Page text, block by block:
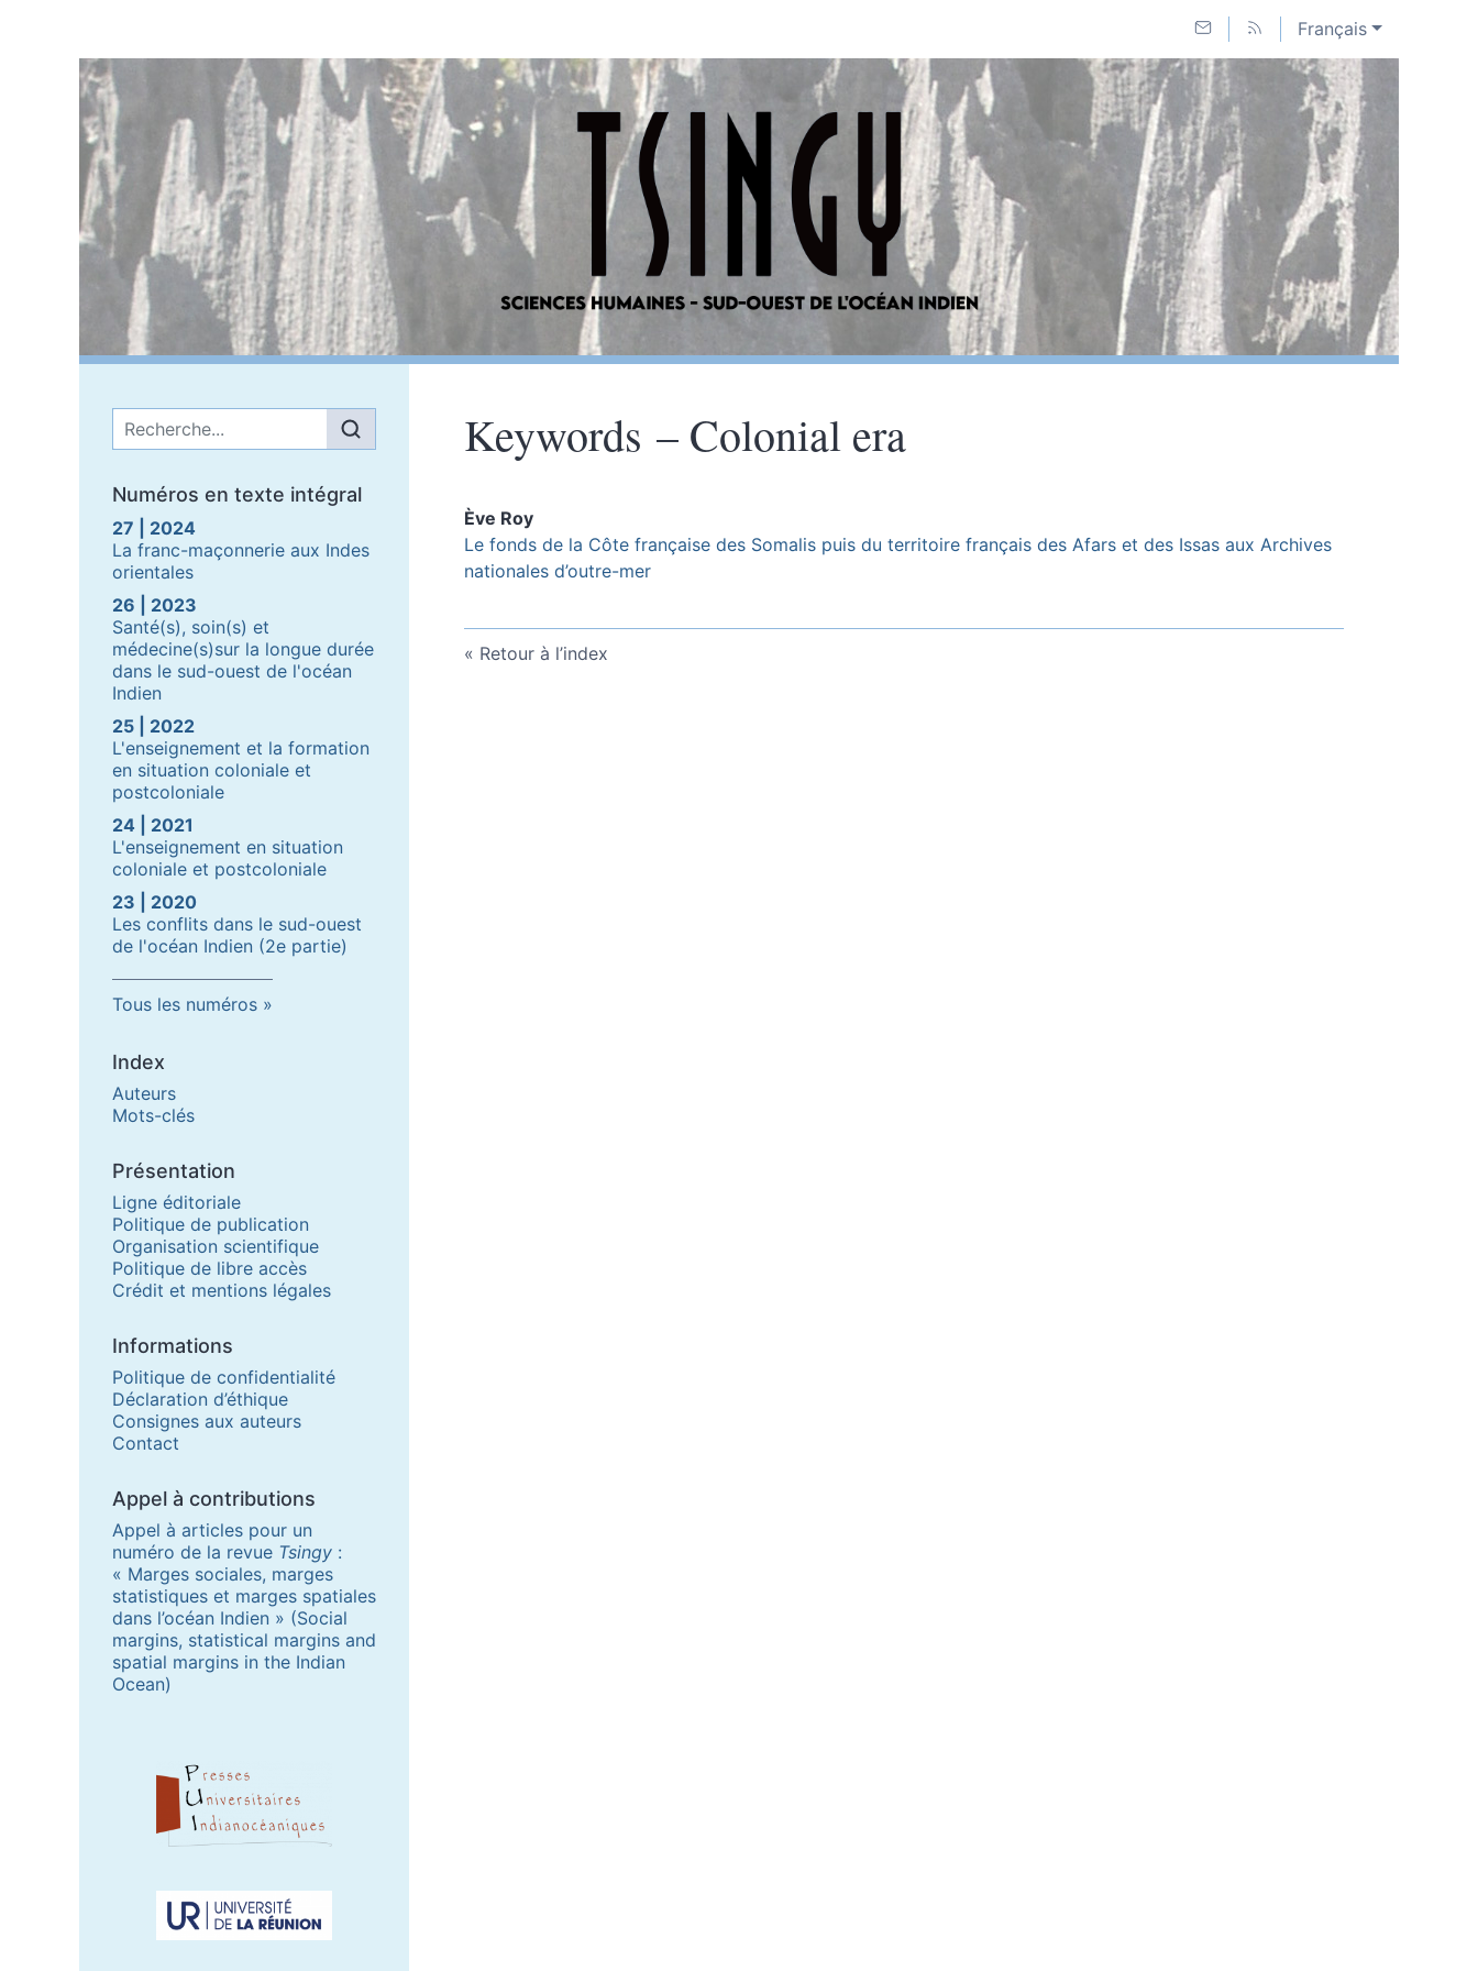
Français
Menu principal
Numéros en texte intégral
27 | 2024
La franc-maçonnerie aux Indes
orientales
26 | 2023
Santé(s), soin(s) et
médecine(s)sur la longue durée
dans le sud-ouest de l'océan
Indien
25 | 2022
L'enseignement et la formation
en situation coloniale et
postcoloniale
24 | 2021
L'enseignement en situation
coloniale et postcoloniale
23 | 2020
Les conflits dans le sud-ouest
de l'océan Indien (2e partie)
Tous les numéros
Index
Auteurs
Mots-clés
Présentation
Ligne éditoriale
Politique de publication
Organisation scientifique
Politique de libre accès
Crédit et mentions légales
Informations
Politique de confidentialité
Déclaration d’éthique
Consignes aux auteurs
Contact
Appel à contributions
Appel à articles pour un
numéro de la revue Tsingy :
« Marges sociales, marges
statistiques et marges spatiales
dans l’océan Indien » (Social
margins, statistical margins and
spatial margins in the Indian
Ocean)
Partenaires
Keywords – Colonial era
Ève Roy
Le fonds de la Côte française des Somalis puis du territoire français des Afars et des Issas aux Archives
nationales d’outre-mer
Retour à l’index